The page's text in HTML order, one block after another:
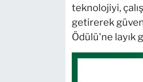
teknolojiyi,
getirerek
Ödülü'ne layık